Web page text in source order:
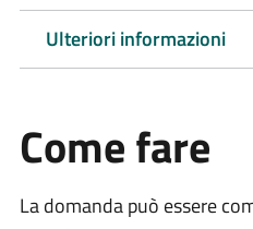
Ulteriori informazioni
Come fare
La domanda può essere